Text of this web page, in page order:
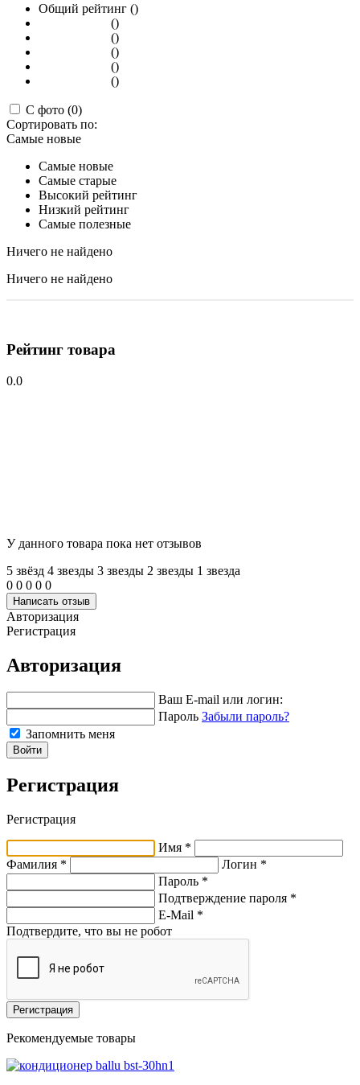
Общий рейтинг ()
()
()
()
()
()
С фото (0)
Сортировать по:
Самые новые
Самые новые
Самые старые
Высокий рейтинг
Низкий рейтинг
Самые полезные
Ничего не найдено
Ничего не найдено
Рейтинг товара
0.0
У данного товара пока нет отзывов
5 звёзд 4 звeзды 3 звeзды 2 звeзды 1 звeзда
0 0 0 0 0
Написать отзыв
Авторизация
Регистрация
Авторизация
Ваш E-mail или логин:
Пароль Забыли пароль?
Запомнить меня
Войти
Регистрация
Регистрация
Имя *
Фамилия *
Логин *
Пароль *
Подтверждение пароля *
E-Mail *
Подтвердите, что вы не робот
Регистрация
Рекомендуемые товары